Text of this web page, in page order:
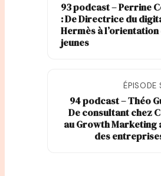
93 podcast – Perrine
: De Directrice du
Hermès à l’orientation
jeunes
ÉPISODE
94 podcast – Théo
De consultant chez
au Growth Marketing
des